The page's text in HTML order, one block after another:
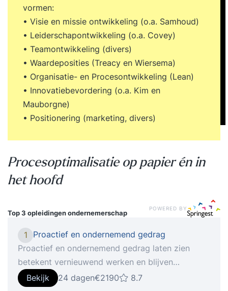
vormen:
• Visie en missie ontwikkeling (o.a. Samhoud)
• Leiderschapontwikkeling (o.a. Covey)
• Teamontwikkeling (divers)
• Waardeposities (Treacy en Wiersema)
• Organisatie- en Procesontwikkeling (Lean)
• Innovatiebevordering (o.a. Kim en
Mauborgne)
• Positionering (marketing, divers)
Procesoptimalisatie op papier én in
het hoofd
Top 3 opleidingenondernemerschap
POWERED BY
1
Proactief en ondernemend gedrag
Proactief en ondernemend gedrag laten zien
betekent vernieuwend werken en blijven
investeren in jezelf. Iedereen levert toegevoegde
Bekijk 24 dagen€2190 8.7